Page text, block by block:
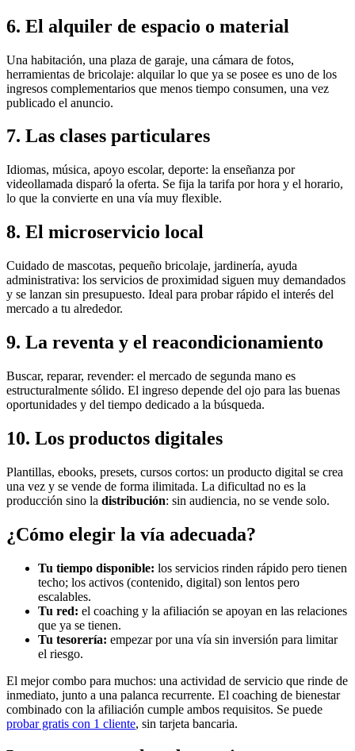
6. El alquiler de espacio o material
Una habitación, una plaza de garaje, una cámara de fotos,
herramientas de bricolaje: alquilar lo que ya se posee es uno de los
ingresos complementarios que menos tiempo consumen, una vez
publicado el anuncio.
7. Las clases particulares
Idiomas, música, apoyo escolar, deporte: la enseñanza por
videollamada disparó la oferta. Se fija la tarifa por hora y el horario,
lo que la convierte en una vía muy flexible.
8. El microservicio local
Cuidado de mascotas, pequeño bricolaje, jardinería, ayuda
administrativa: los servicios de proximidad siguen muy demandados
y se lanzan sin presupuesto. Ideal para probar rápido el interés del
mercado a tu alrededor.
9. La reventa y el reacondicionamiento
Buscar, reparar, revender: el mercado de segunda mano es
estructuralmente sólido. El ingreso depende del ojo para las buenas
oportunidades y del tiempo dedicado a la búsqueda.
10. Los productos digitales
Plantillas, ebooks, presets, cursos cortos: un producto digital se crea
una vez y se vende de forma ilimitada. La dificultad no es la
producción sino la distribución: sin audiencia, no se vende solo.
¿Cómo elegir la vía adecuada?
Tu tiempo disponible: los servicios rinden rápido pero tienen
techo; los activos (contenido, digital) son lentos pero
escalables.
Tu red: el coaching y la afiliación se apoyan en las relaciones
que ya se tienen.
Tu tesorería: empezar por una vía sin inversión para limitar
el riesgo.
El mejor combo para muchos: una actividad de servicio que rinde de
inmediato, junto a una palanca recurrente. El coaching de bienestar
combinado con la afiliación cumple ambos requisitos. Se puede
probar gratis con 1 cliente, sin tarjeta bancaria.